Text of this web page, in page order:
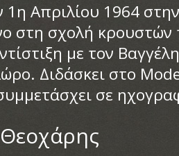
1η Απριλίου 1964
στη σχολή
με τον
Διδάσκει στο
σε